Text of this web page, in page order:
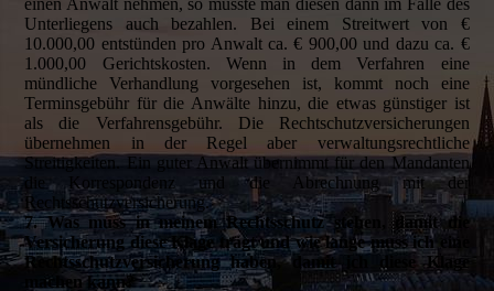
einen Anwalt nehmen, so müsste man diesen dann im Falle des
Unterliegens auch bezahlen. Bei einem Streitwert von €
10.000,00 entstünden pro Anwalt ca. € 900,00 und dazu ca. €
1.000,00 Gerichtskosten. Wenn in dem Verfahren eine
mündliche Verhandlung vorgesehen ist, kommt noch eine
Terminsgebühr für die Anwälte hinzu, die etwas günstiger ist
als die Verfahrensgebühr. Die Rechtschutzversicherungen
übernehmen in der Regel aber verwaltungsrechtliche
Streitigkeiten. Ein guter Anwalt übernimmt für den Mandanten
die Korrespondenz und die Abrechnung mit der
Rechtsschutzversicherung.
7. Was muss in meinem Rechtsschutz stehen, damit die
Versicherung diese Klage trägt und wie lange muss ich eine
Rechtsschutzversicherung haben, damit ich diese Klage
machen kann?